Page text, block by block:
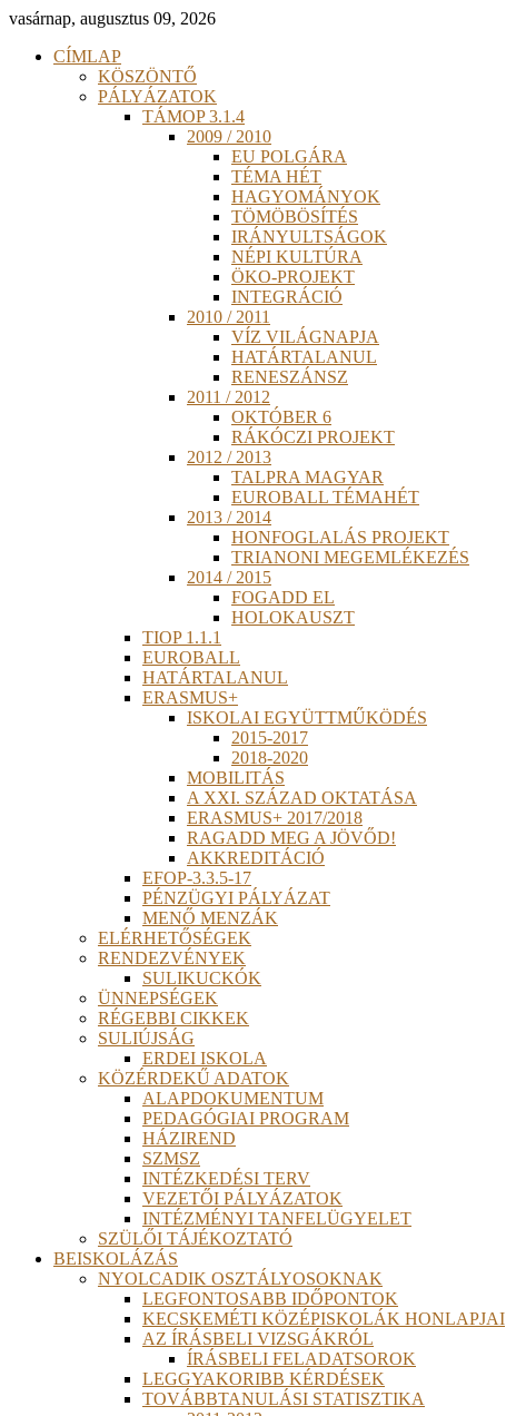
vasárnap, augusztus 09, 2026
CÍMLAP
KÖSZÖNTŐ
PÁLYÁZATOK
TÁMOP 3.1.4
2009 / 2010
EU POLGÁRA
TÉMA HÉT
HAGYOMÁNYOK
TÖMÖBÖSÍTÉS
IRÁNYULTSÁGOK
NÉPI KULTÚRA
ÖKO-PROJEKT
INTEGRÁCIÓ
2010 / 2011
VÍZ VILÁGNAPJA
HATÁRTALANUL
RENESZÁNSZ
2011 / 2012
OKTÓBER 6
RÁKÓCZI PROJEKT
2012 / 2013
TALPRA MAGYAR
EUROBALL TÉMAHÉT
2013 / 2014
HONFOGLALÁS PROJEKT
TRIANONI MEGEMLÉKEZÉS
2014 / 2015
FOGADD EL
HOLOKAUSZT
TIOP 1.1.1
EUROBALL
HATÁRTALANUL
ERASMUS+
ISKOLAI EGYÜTTMŰKÖDÉS
2015-2017
2018-2020
MOBILITÁS
A XXI. SZÁZAD OKTATÁSA
ERASMUS+ 2017/2018
RAGADD MEG A JÖVŐD!
AKKREDITÁCIÓ
EFOP-3.3.5-17
PÉNZÜGYI PÁLYÁZAT
MENŐ MENZÁK
ELÉRHETŐSÉGEK
RENDEZVÉNYEK
SULIKUCKÓK
ÜNNEPSÉGEK
RÉGEBBI CIKKEK
SULIÚJSÁG
ERDEI ISKOLA
KÖZÉRDEKŰ ADATOK
ALAPDOKUMENTUM
PEDAGÓGIAI PROGRAM
HÁZIREND
SZMSZ
INTÉZKEDÉSI TERV
VEZETŐI PÁLYÁZATOK
INTÉZMÉNYI TANFELÜGYELET
SZÜLŐI TÁJÉKOZTATÓ
BEISKOLÁZÁS
NYOLCADIK OSZTÁLYOSOKNAK
LEGFONTOSABB IDŐPONTOK
KECSKEMÉTI KÖZÉPISKOLÁK HONLAPJAI
AZ ÍRÁSBELI VIZSGÁKRÓL
ÍRÁSBELI FELADATSOROK
LEGGYAKORIBB KÉRDÉSEK
TOVÁBBTANULÁSI STATISZTIKA